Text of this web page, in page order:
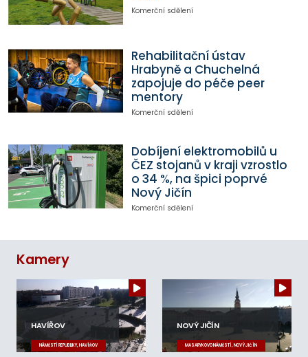
Komerční sdělení
Rehabilitační ústav
Hrabyně a Chuchelná
zapojuje do péče peer
mentory
Komerční sdělení
Dobíjení elektromobilů u
ČEZ stojanů v kraji vzrostlo
o 34 %, na špici poprvé
Nový Jičín
Komerční sdělení
Kamery
HAVÍŘOV
NÁMĚSTÍ REPUBLIKY, HAVÍŘOV
NOVÝ JIČÍN
MASARYKOVO NÁMĚSTÍ, NOVÝ JIČÍN